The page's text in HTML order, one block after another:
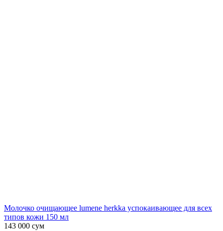
Молочко очищающее lumene herkka успокаивающее для всех
типов кожи 150 мл
143 000 сум